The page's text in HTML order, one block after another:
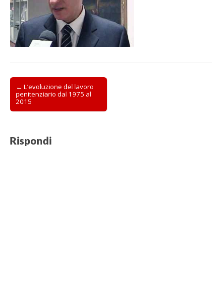
Post
navigation
← L’evoluzione del lavoro
penitenziario dal 1975 al
2015
Rispondi